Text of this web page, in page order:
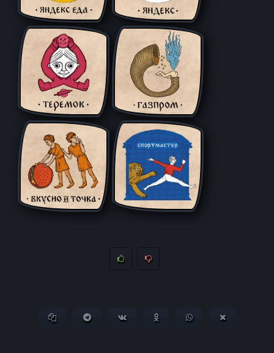
Копировать ссылкуПоделиться в Telegram
Поделиться ВКонтактеПоделиться в
Поделиться в